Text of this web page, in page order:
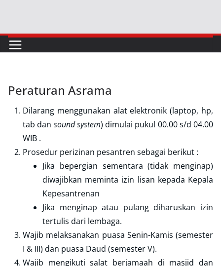
content
Peraturan Asrama
Dilarang menggunakan alat elektronik (laptop, hp,
tab dan sound system) dimulai pukul 00.00 s/d 04.00
WIB .
Prosedur perizinan pesantren sebagai berikut :
Jika bepergian sementara (tidak menginap)
diwajibkan meminta izin lisan kepada Kepala
Kepesantrenan
Jika menginap atau pulang diharuskan izin
tertulis dari lembaga.
Wajib melaksanakan puasa Senin-Kamis (semester
I & III) dan puasa Daud (semester V).
Wajib mengikuti salat berjamaah di masjid dan